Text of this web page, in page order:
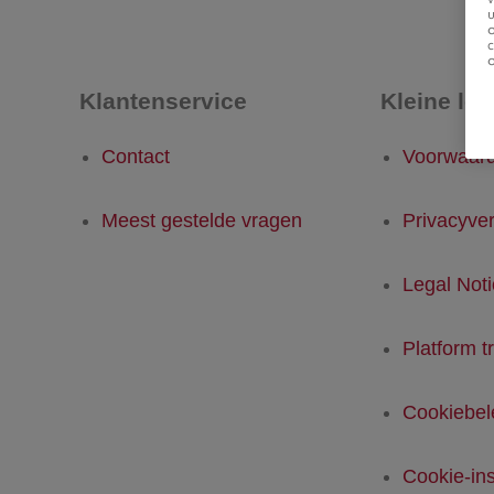
Klantenservice
Contact
Meest gestelde vragen
Kleine
Legal
Platform
Cookie-